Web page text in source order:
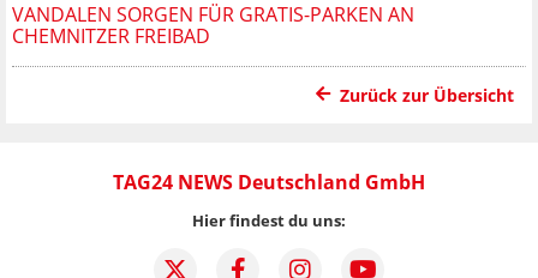
VANDALEN SORGEN FÜR GRATIS-PARKEN AN
CHEMNITZER FREIBAD
Zurück zur Übersicht
TAG24 NEWS Deutschland GmbH
Hier findest du uns: